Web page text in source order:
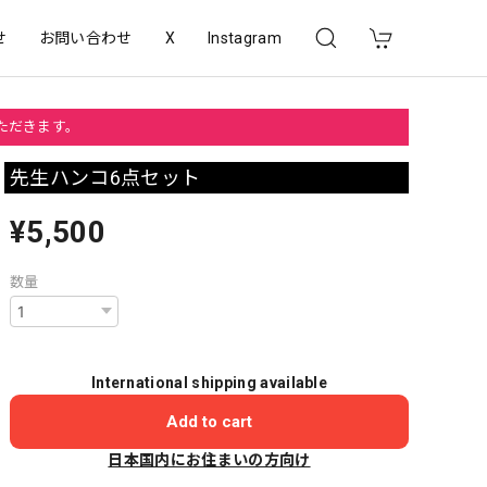
お問い合わせ X Instagram
きます。
先生ハンコ6点セット
¥5,500
数量
International shipping available
Add to cart
日本国内にお住まいの方向け